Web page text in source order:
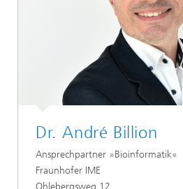
Dr. André Billion
Ansprechpartner »Bioinformatik«
Fraunhofer IME
Ohlebergsweg 12